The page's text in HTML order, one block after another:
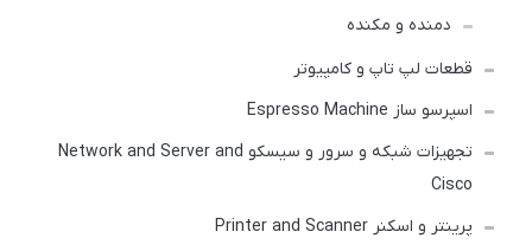
دمنده و مکنده
قطعات لپ تاپ و کامپیوتر
اسپرسو ساز Espresso Machine
تجهیزات شبکه و سرور و سیسکو Network and Server and
Cisco
پرینتر و اسکنر Printer and Scanner